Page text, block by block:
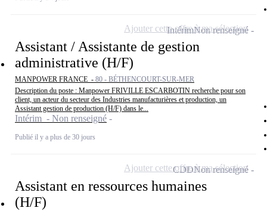
Assistant / Assistante de gestion
administrative (H/F)
MANPOWER FRANCE - 80 - BÉTHENCOURT-SUR-MER
Description du poste : Manpower FRIVILLE ESCARBOTIN recherche pour son
client, un acteur du secteur des Industries manufacturières et production, un
Assistant gestion de production (H/F) dans le...
Intérim - Non renseigné
Publié il y a plus de 30 jours
IntérimNon renseigné
Ajouter cette offre à ma sélection
Assistant en ressources humaines
(H/F)
CDDNon renseigné
Ajouter cette offre à ma sélection